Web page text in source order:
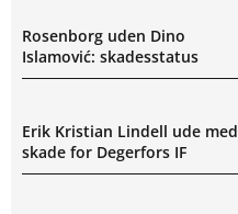
Rosenborg uden Dino
Islamović: skadesstatus
Erik Kristian Lindell ude med
skade for Degerfors IF